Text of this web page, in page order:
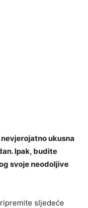
ukusna
Ipak, budite
svoje neodoljive
sljedeće